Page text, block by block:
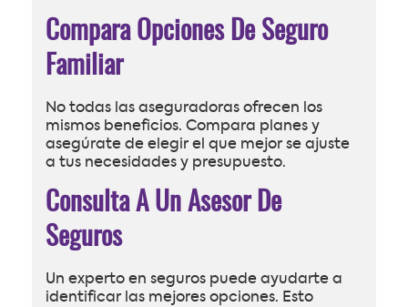
Compara Opciones De Seguro
Familiar
No todas las aseguradoras ofrecen los
mismos beneficios. Compara planes y
asegúrate de elegir el que mejor se ajuste
a tus necesidades y presupuesto.
Consulta A Un Asesor De
Seguros
Un experto en seguros puede ayudarte a
identificar las mejores opciones. Esto